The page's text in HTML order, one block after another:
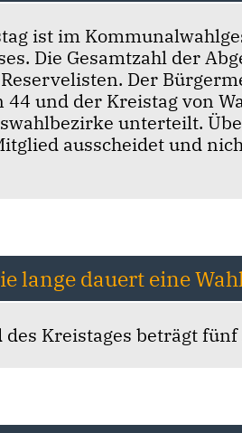
ist im
Die Gesamtzahl der
Der
und der Kreistag von
unterteilt.
ausscheidet und
lange dauert eine
Kreistages beträgt fünf